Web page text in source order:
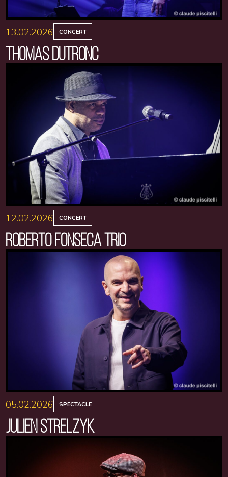
13.02.2026 CONCERT
THOMAS DUTRONC
12.02.2026 CONCERT
ROBERTO FONSECA TRIO
05.02.2026 SPECTACLE
JULIEN STRELZYK